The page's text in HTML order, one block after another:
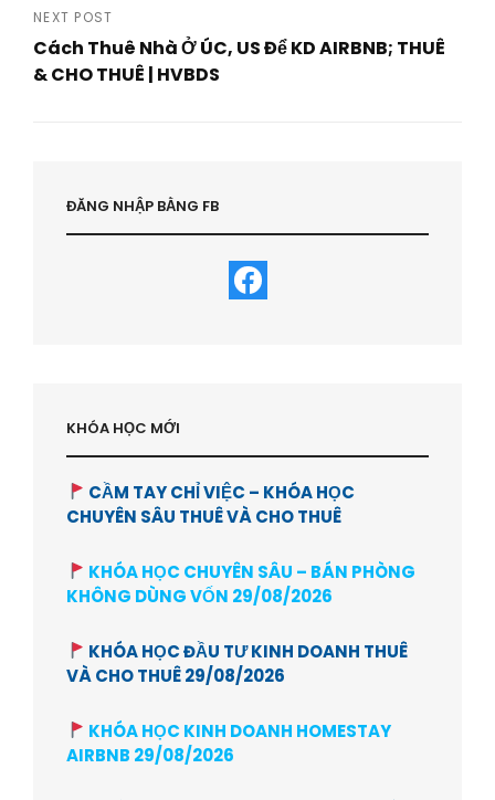
Post
NEXT POST
Cách Thuê Nhà Ở ÚC, US Để KD AIRBNB; THUÊ
& CHO THUÊ | HVBDS
ĐĂNG NHẬP BẰNG FB
KHÓA HỌC MỚI
CẦM TAY CHỈ VIỆC – KHÓA HỌC
CHUYÊN SÂU THUÊ VÀ CHO THUÊ
KHÓA HỌC CHUYÊN SÂU – BÁN PHÒNG
KHÔNG DÙNG VỐN 29/08/2026
KHÓA HỌC ĐẦU TƯ KINH DOANH THUÊ
VÀ CHO THUÊ 29/08/2026
KHÓA HỌC KINH DOANH HOMESTAY
AIRBNB 29/08/2026